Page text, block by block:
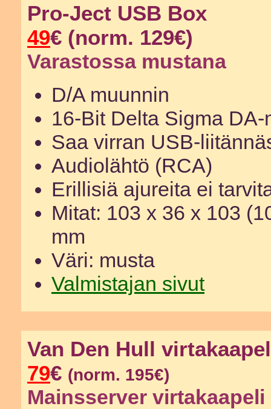
Pro-Ject USB Box
49€ (norm. 129€)
Varastossa mustana
D/A muunnin
16-Bit Delta Sigma DA-
Saa virran USB-
Audiolähtö (RCA)
Erillisiä ajureita ei
Mitat: 103 x 36 x 103
mm
Väri: musta
Valmistajan sivut
Van Den Hull
79€ (norm. 195€)
Mainsserver virtakaapeli